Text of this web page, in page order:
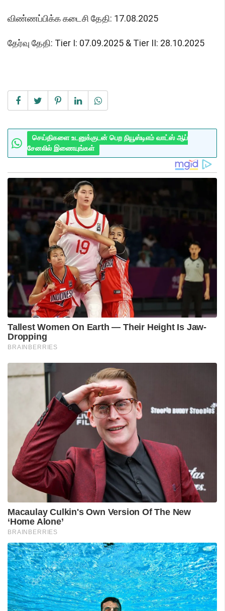
விண்ணப்பிக்க கடைசி தேதி: 17.08.2025
தேர்வு தேதி: Tier I: 07.09.2025 & Tier II: 28.10.2025
செய்திகளை உடனுக்குடன் பெற நியூஸ்டிஎம் வாட்ஸ் ஆப்
சேனலில் இணையுங்கள்